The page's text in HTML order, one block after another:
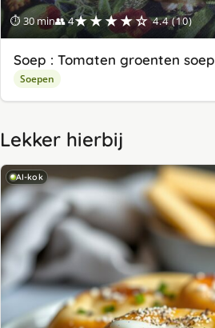
⏱ 30 min👥 4★★★★☆ 4.4 (10)
Soep : Tomaten groenten soep
Soepen
Lekker hierbij
AI-kok